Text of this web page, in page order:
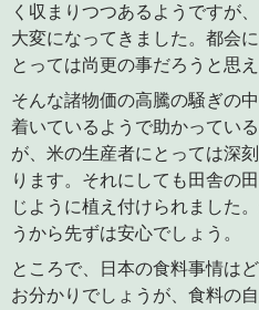
く収まりつつあるようですが
大変になってきました。都会
とっては尚更の事だろうと思
そんな諸物価の高騰の騒ぎの
着いているようで助かってい
が、米の生産者にとっては深
ります。それにしても田舎の
じように植え付けられました
うから先ずは安心でしょう。
ところで、日本の食料事情は
お分かりでしょうが、食料の